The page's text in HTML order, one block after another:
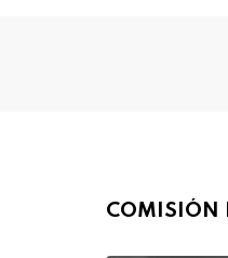
COMISIÓN